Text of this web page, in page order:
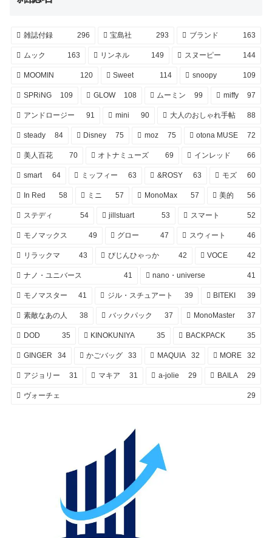
雑誌付録 296 宝島社 293 ブランド 163
ムック 163 リンネル 149 スヌーピー 144
MOOMIN 120 Sweet 114 snoopy 109
SPRiNG 109 GLOW 108 ムーミン 99 miffy 97
アンドロージー 91 mini 90 大人のおしゃれ手帖 88
steady 84 Disney 75 moz 75 otona MUSE 72
美人百花 70 オトナミューズ 69 インレッド 66
smart 64 ミッフィー 63 &ROSY 63 モズ 60
In Red 58 ミニ 57 MonoMax 57 美的 56
ステディ 54 jillstuart 53 スマート 52
モノマックス 49 グロー 47 スウィート 46
リラックマ 43 びじんひゃっか 42 VOCE 42
ナノ・ユニバース 41 nano・universe 41
モノマスター 41 ジル・スチュアート 39 BITEKI 39
素敵なあの人 38 バックパック 37 MonoMaster 37
DOD 35 KINOKUNIYA 35 BACKPACK 35
GINGER 34 かごバッグ 33 MAQUIA 32 MORE 32
アジョリー 31 マキア 31 a-jolie 29 BAILA 29
ヴォーチェ 29